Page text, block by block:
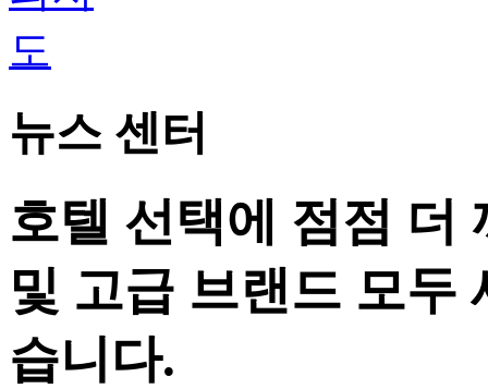
뉴스 센터
호텔 선택에 점점 더
및 고급 브랜드 모두
습니다.